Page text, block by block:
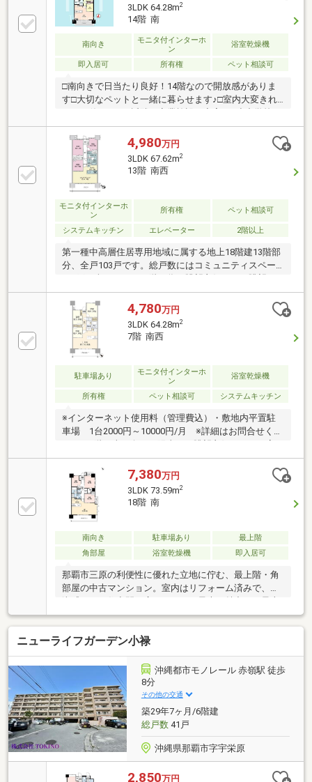
3LDK 64.28m2
14階 南
南向き
モニタ付インターホ
ン
浴室乾燥機
即入居可 所有権 ペット相談可
□南向きで日当たり良好！14階なので開放感がありま
す□大切なペットと一緒に暮らせます♪□室内大変きれ
近く、子育て世帯にもおすすめ♪【周辺環境】◇三原
りうぼう：徒歩約5分◇マツモトキヨシ三原店：徒歩
約3分◇ローソン那覇三原一丁目店：徒歩約3分◇セブ
ンイレブン那覇壺屋二丁目店：徒歩約3分◇ファミリ
ーマート那覇三原中央通り店：徒歩約4分◇三原内科
クリニック：徒歩約1分◇大道小学校：徒歩約7分◇真
和志中学校：徒歩約6分◇すずらん保育園：徒歩約4分
◇あゆみ幼児学園：徒歩約7分◇那覇バス「三原」
停：徒歩約3分
4,980万円
3LDK 67.62m2
13階 南西
モニタ付インターホ
ン
所有権 ペット相談可
システムキッチン エレベーター 2階以上
第一種中高層住居専用地域に属する地上18階建13階部
分、全戸103戸です。総戸数にはコミュニティスペー
永続的に保証されるものではありません犬・猫等のペ
ット飼育可（飼育細則による制限あり）リビングダイ
ニングは柱型が室内に入らないアウトポール設計のた
め、家具の配置もしやすい間取りです。各居室に収
納、洗面室にはリネン庫、トイレには吊戸棚、廊下に
は物入、玄関部分にも収納があります
4,780万円
3LDK 64.28m2
7階 南西
駐車場あり
モニタ付インターホ
ン
浴室乾燥機
所有権 ペット相談可 システムキッチン
※インターネット使用料（管理費込）・敷地内平置駐
車場 1台2000円～10000円/月 ※詳細はお問合せくだ
級感あるエントランス・共用部も魅力のマンションで
す。・室内状態良好です。・現在空室の為、日程調整
後、ご内見可能です。
7,380万円
3LDK 73.59m2
18階 南
南向き 駐車場あり
最上階
角部屋
浴室乾燥機 即入居可
那覇市三原の利便性に優れた立地に佇む、最上階・角
部屋の中古マンション。室内はリフォーム済みで、清
階・角部屋ならではの陽当たりと風通しの良さ。高層
階から遠くに海を望む開放的な眺望が、日々の暮らし
に癒やしを与えます。安里駅まで徒歩9分、小中学校
も徒歩7分圏内と近く、スーパーやコンビニも至近。
生活動線がスムーズで、周辺環境も良好です。防犯カ
メラやセキュリティ会社、宅配ボックスなど共用設備
も充実。家族の安全を守る管理体制が整った、将来に
わたって安心感のある一邸です。
ニューライフガーデン小禄
沖縄都市モノレール 赤嶺駅 徒歩
8分
その他の交通
築29年7ヶ月/6階建
総戸数41戸
沖縄県那覇市字宇栄原
2,850万円